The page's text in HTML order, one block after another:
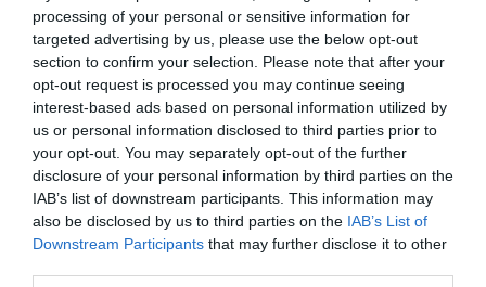
processing of your personal or sensitive information for
targeted advertising by us, please use the below opt-out
section to confirm your selection. Please note that after your
opt-out request is processed you may continue seeing
interest-based ads based on personal information utilized by
us or personal information disclosed to third parties prior to
your opt-out. You may separately opt-out of the further
disclosure of your personal information by third parties on the
IAB’s list of downstream participants. This information may
also be disclosed by us to third parties on the IAB’s List of
Downstream Participants that may further disclose it to other
ΥΓΕΙΑ
Εθνικός Ηλεκτρονικός Φάκελος
Υγείας: ένα έργο
ψηφιακοποίησης της φροντίδας
υγείας στην Ελλάδα από την
COSMOTE TELEKOM για την
Η.ΔΙ.ΚΑ
13.06.2025